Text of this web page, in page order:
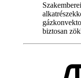
biztosan